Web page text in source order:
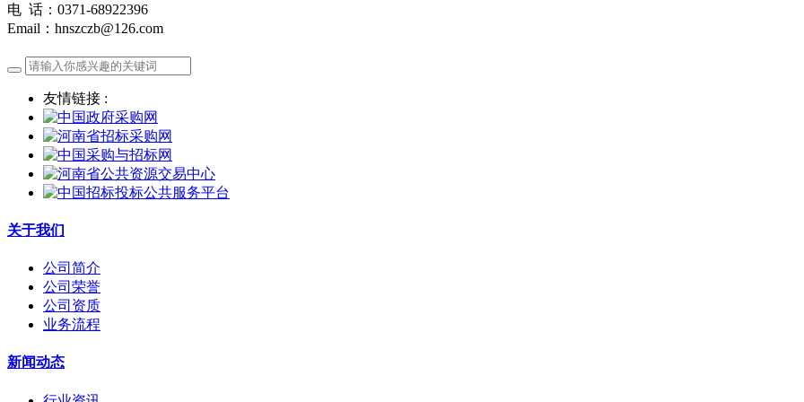
电 话：0371-68922396
Email：hnszczb@126.com
友情链接 :
关于我们
公司简介
公司荣誉
公司资质
业务流程
新闻动态